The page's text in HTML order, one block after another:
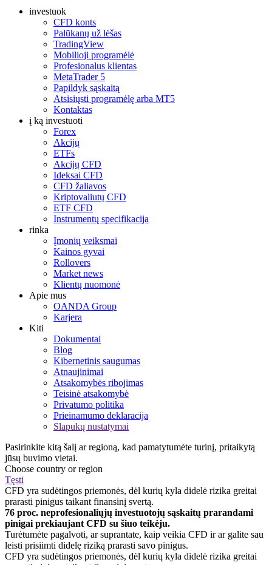
investuok
CFD konts
Palūkanų už lėšas
TradingView
Mobilioji programėlė
Profesionalus klientas
MetaTrader 5
Papildyk sąskaitą
Atsisiųsti programėlę arba MT5
Kontaktas
į ką investuoti
Forex
Akcijų
ETFs
Akcijų CFD
Ideksai CFD
CFD žaliavos
Kriptovaliutų CFD
ETF CFD
Instrumentų specifikacija
rinka
Įmonių veiksmai
Kainos gyvai
Rollovers
Market news
Klientų nuomonė
Apie mus
OANDA Group
Karjera
Kiti
Dokumentai
Blog
Kibernetinis saugumas
Atnaujinimai
Atsakomybės ribojimas
Teisinė atsakomybė
Privatumo politika
Prieinamumo deklaracija
Slapukų nustatymai
Pasirinkite kitą šalį ar regioną, kad pamatytumėte turinį, pritaikytą
jūsų buvimo vietai.
Choose country or region
Tęsti
CFD yra sudėtingos priemonės, dėl kurių kyla didelė rizika greitai
prarasti pinigus taikant finansinį svertą.
76 proc. neprofesionaliųjų investuotojų sąskaitų prarandami
pinigai prekiaujant CFD su šiuo teikėju.
Turėtumėte pagalvoti, ar suprantate, kaip veikia CFD ir ar galite sau
leisti prisiimti didelę riziką prarasti savo pinigus.
CFD yra sudėtingos priemonės, dėl kurių kyla didelė rizika greitai